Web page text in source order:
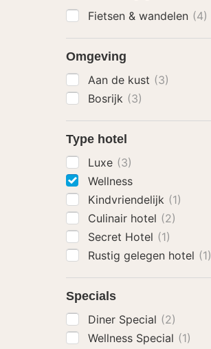
Fietsen & wandelen (4)
Omgeving
Aan de kust (3)
Bosrijk (3)
Type hotel
Luxe (3)
Wellness
Kindvriendelijk (1)
Culinair hotel (2)
Secret Hotel (1)
Rustig gelegen hotel (1)
Specials
Diner Special (2)
Wellness Special (1)